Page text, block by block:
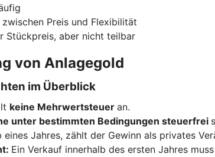
Preis und Flexibilität
Stückpreis, aber nicht teilbar
von Anlagegold
im Überblick
keine Mehrwertsteuer an.
unter bestimmten Bedingungen steuerfrei
eines Jahres, zählt der Gewinn als privates
Ein Verkauf innerhalb des ersten Jahres